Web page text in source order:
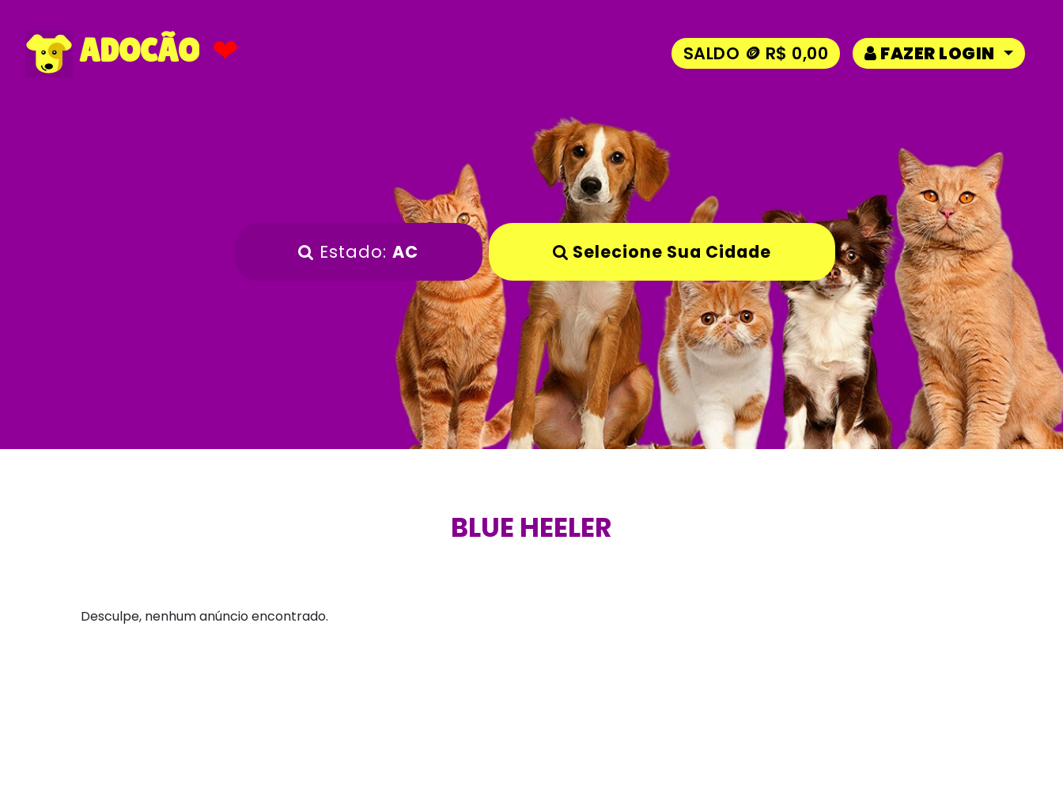
ADOCÃO ❤ SALDO 🪙 R$ 0,00 FAZER LOGIN
Estado: AC Selecione Sua Cidade
BLUE HEELER
Desculpe, nenhum anúncio encontrado.